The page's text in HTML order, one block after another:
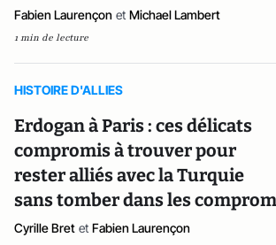
Fabien Laurençon et Michael Lambert
1 min de lecture
HISTOIRE D'ALLIES
Erdogan à Paris : ces délicats
compromis à trouver pour
rester alliés avec la Turquie
sans tomber dans les
Cyrille Bret et Fabien Laurençon